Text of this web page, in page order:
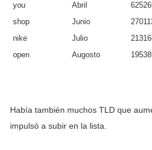
you
Abril
shop
Junio
nike
Julio
open
Augosto
Había también muchos TLD que
impulsó a subir en la lista.